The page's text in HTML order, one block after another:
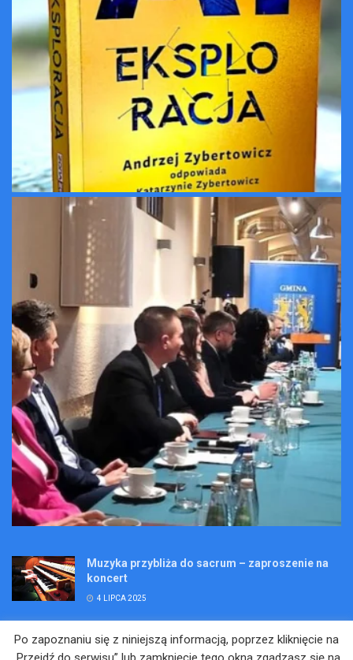
Muzyka przybliża do sacrum – zaproszenie na
koncert
4 LIPCA 2025
Kopalniane Ekspedycje
Po zapoznaniu się z niniejszą informacją, poprzez kliknięcie na